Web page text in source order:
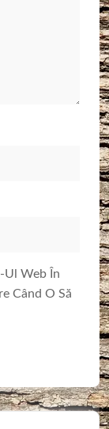
Ul Web În
Când O Să